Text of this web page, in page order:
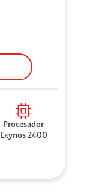
Procesador
Exynos 2400